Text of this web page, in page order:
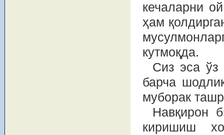
кечаларни
ҳам
кутмоқда.
Сиз эса ўз
барча
муборак
Навқирон
киришиш